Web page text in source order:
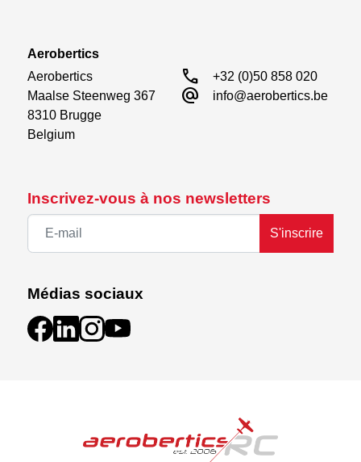
Inscrivez-vous à nos newsletters
S'inscrire
Médias sociaux
Aerobertics
Aerobertics
Maalse Steenweg 367
8310 Brugge
Belgium
call +32 (0)50 858 020
alternate_email info@aerobertics.be